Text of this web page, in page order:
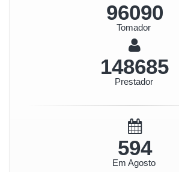
103208
Tomador
159699
Prestador
638
Em Agosto